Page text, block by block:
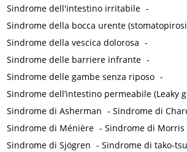
Sindrome dell'intestino irritabile -
Sindrome della bocca urente
Sindrome della vescica dolorosa -
Sindrome delle barriere infrante -
Sindrome delle gambe senza riposo -
Sindrome dell’intestino permeabile (Leaky
Sindrome di Asherman -Sindrome di
Sindrome di Ménière -Sindrome di Morris
Sindrome di Sjögren -Sindrome di tako-